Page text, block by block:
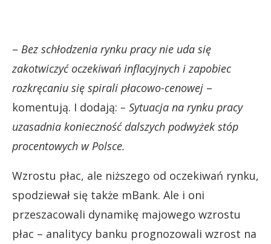
– Bez schłodzenia rynku pracy nie uda się
zakotwiczyć oczekiwań inflacyjnych i zapobiec
rozkręcaniu się spirali płacowo-cenowej –
komentują. I dodają: – Sytuacja na rynku pracy
uzasadnia konieczność dalszych podwyżek stóp
procentowych w Polsce.
Wzrostu płac, ale niższego od oczekiwań rynku,
spodziewał się także mBank. Ale i oni
przeszacowali dynamikę majowego wzrostu
płac – analitycy banku prognozowali wzrost na